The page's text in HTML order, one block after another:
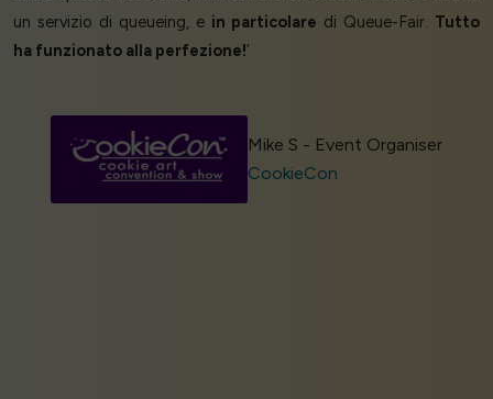
un servizio di queueing, e in particolare di Queue-Fair. Tutto
ha funzionato alla perfezione!’
Mike S - Event Organiser
CookieCon